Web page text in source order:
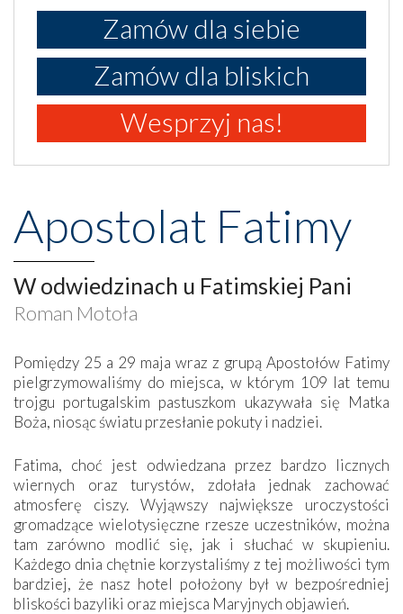
Zamów dla siebie
Zamów dla bliskich
Wesprzyj nas!
Apostolat Fatimy
W odwiedzinach u Fatimskiej Pani
Roman Motoła
Pomiędzy 25 a 29 maja wraz z grupą Apostołów Fatimy
pielgrzymowaliśmy do miejsca, w którym 109 lat temu
trojgu portugalskim pastuszkom ukazywała się Matka
Boża, niosąc światu przesłanie pokuty i nadziei.
Fatima, choć jest odwiedzana przez bardzo licznych
wiernych oraz turystów, zdołała jednak zachować
atmosferę ciszy. Wyjąwszy największe uroczystości
gromadzące wielotysięczne rzesze uczestników, można
tam zarówno modlić się, jak i słuchać w skupieniu.
Każdego dnia chętnie korzystaliśmy z tej możliwości tym
bardziej, że nasz hotel położony był w bezpośredniej
bliskości bazyliki oraz miejsca Maryjnych objawień.